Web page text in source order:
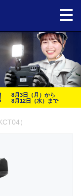
8月3日（月）から
8月12日（水）まで
）